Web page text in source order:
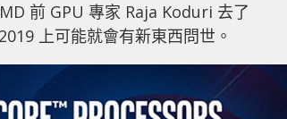
前 GPU 專家 Raja Koduri 去了
上可能就會有新東西問世。